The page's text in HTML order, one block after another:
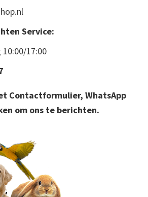
Service:
17:00
Contactformulier, WhatsApp
om ons te berichten.